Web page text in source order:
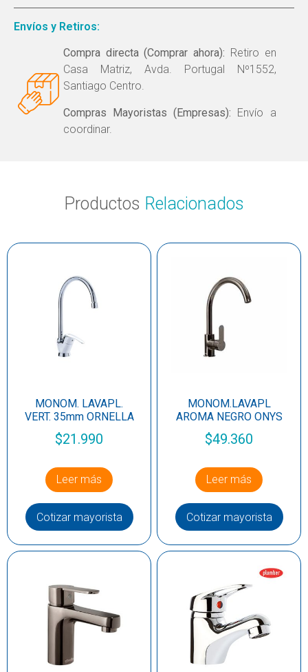
Envíos y Retiros:
Compra directa (Comprar ahora): Retiro en
Casa Matriz, Avda. Portugal Nº1552,
Santiago Centro.
Compras Mayoristas (Empresas): Envío a
coordinar.
Productos Relacionados
MONOM. LAVAPL.
VERT. 35mm ORNELLA
$21.990
Leer más
Cotizar mayorista
MONOM.LAVAPL
AROMA NEGRO ONYS
$49.360
Leer más
Cotizar mayorista